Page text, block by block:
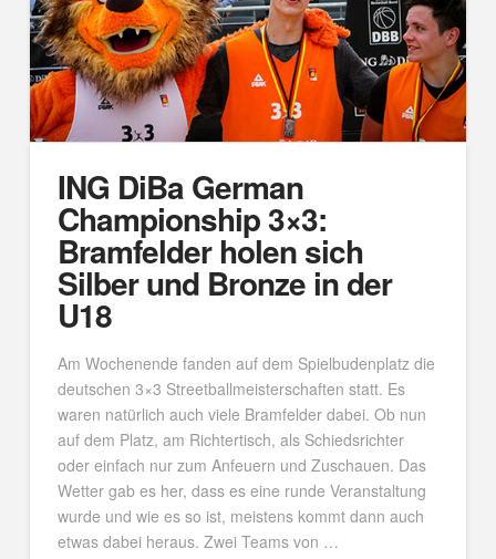
ING DiBa German
Championship 3×3:
Bramfelder holen sich
Silber und Bronze in der
U18
Am Wochenende fanden auf dem Spielbudenplatz die
deutschen 3×3 Streetballmeisterschaften statt. Es
waren natürlich auch viele Bramfelder dabei. Ob nun
auf dem Platz, am Richtertisch, als Schiedsrichter
oder einfach nur zum Anfeuern und Zuschauen. Das
Wetter gab es her, dass es eine runde Veranstaltung
wurde und wie es so ist, meistens kommt dann auch
etwas dabei heraus. Zwei Teams von …